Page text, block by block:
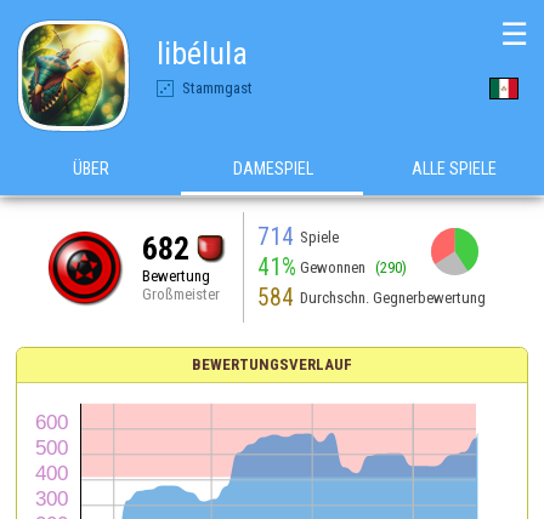
libélula
Stammgast
☰
ÜBER DAMESPIEL ALLE SPIELE
682
Bewertung
Großmeister
714 Spiele
41% Gewonnen (290)
584 Durchschn. Gegnerbewertung
BEWERTUNGSVERLAUF